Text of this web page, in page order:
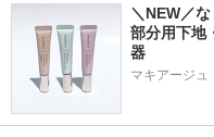
＼NEW／
部分用下地
器
マキアージュ